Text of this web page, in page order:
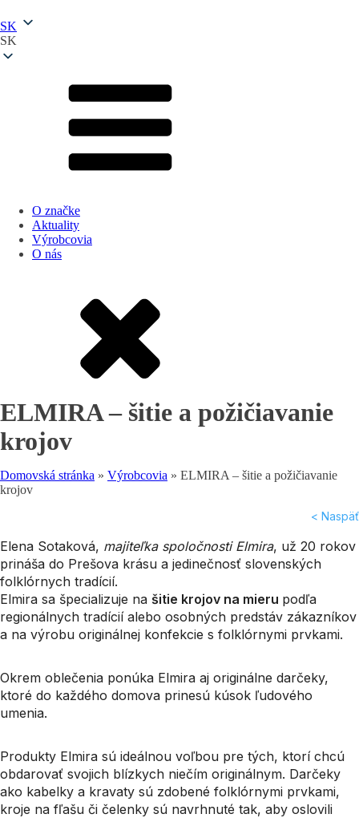
SK
SK
O značke
Aktuality
Výrobcovia
O nás
ELMIRA – šitie a požičiavanie
krojov
Domovská stránka » Výrobcovia » ELMIRA – šitie a požičiavanie
krojov
< Naspäť
Elena Sotaková, majiteľka spoločnosti Elmira, už 20 rokov
prináša do Prešova krásu a jedinečnosť slovenských
folklórnych tradícií.
Elmira sa špecializuje na šitie krojov na mieru podľa
regionálnych tradícií alebo osobných predstáv zákazníkov
a na výrobu originálnej konfekcie s folklórnymi prvkami.
Okrem oblečenia ponúka Elmira aj originálne darčeky,
ktoré do každého domova prinesú kúsok ľudového
umenia.
Produkty Elmira sú ideálnou voľbou pre tých, ktorí chcú
obdarovať svojich blízkych niečím originálnym. Darčeky
ako kabelky a kravaty sú zdobené folklórnymi prvkami,
kroje na fľašu či čelenky sú navrhnuté tak, aby oslovili